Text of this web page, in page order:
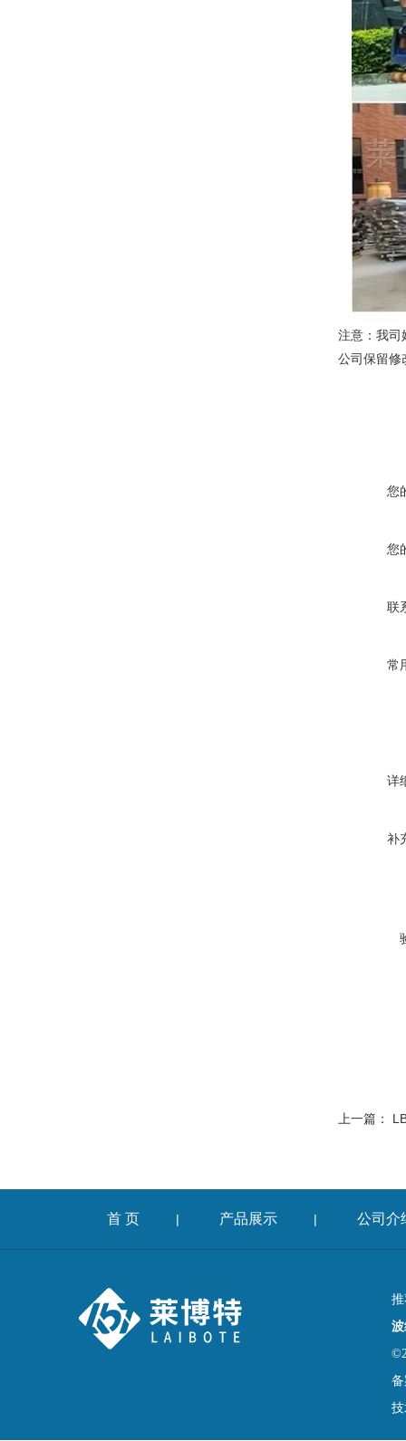
注意：我司
公司保留修
您
您
联
常
详
补
上一篇：
首 页 | 产品展示 | 公司介
备